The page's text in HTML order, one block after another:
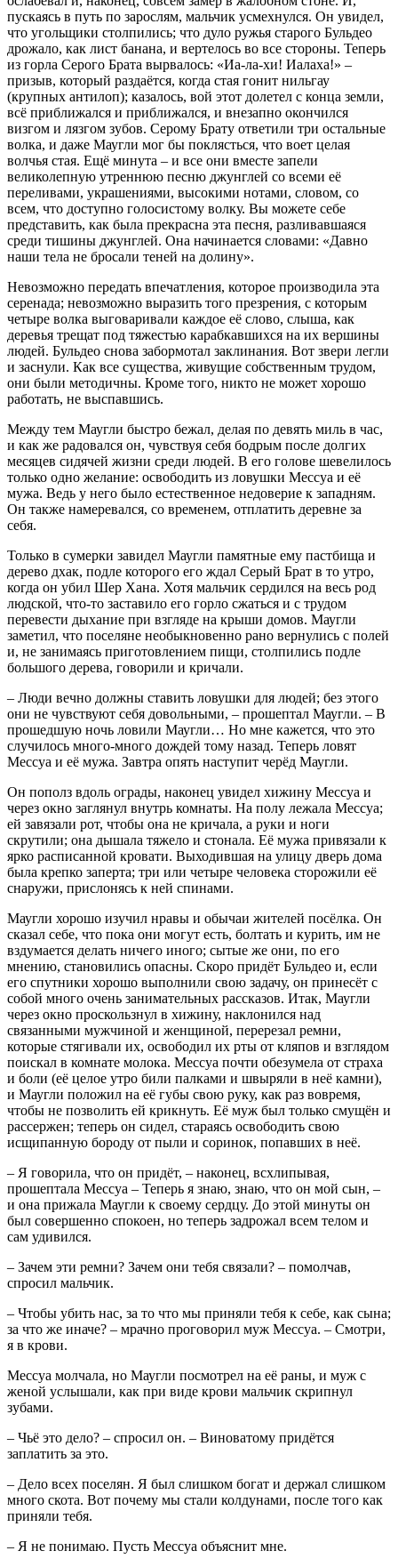
пускаясь в путь по зарослям, мальчик усмехнулся. Он увидел,
что угольщики столпились; что дуло ружья старого Бульдео
дрожало, как лист банана, и вертелось во все стороны. Теперь
из горла Серого Брата вырвалось: «Иа-ла-хи! Иалаха!» –
призыв, который раздаётся, когда стая гонит нильгау
(крупных антилоп); казалось, вой этот долетел с конца земли,
всё приближался и приближался, и внезапно окончился
визгом и лязгом зубов. Серому Брату ответили три остальные
волка, и даже Маугли мог бы поклясться, что воет целая
волчья стая. Ещё минута – и все они вместе запели
великолепную утреннюю песню джунглей со всеми её
переливами, украшениями, высокими нотами, словом, со
всем, что доступно голосистому волку. Вы можете себе
представить, как была прекрасна эта песня, разливавшаяся
среди тишины джунглей. Она начинается словами: «Давно
наши тела не бросали теней на долину».
Невозможно передать впечатления, которое производила эта
серенада; невозможно выразить того презрения, с которым
четыре волка выговаривали каждое её слово, слыша, как
деревья трещат под тяжестью карабкавшихся на их вершины
людей. Бульдео снова забормотал заклинания. Вот звери легли
и заснули. Как все существа, живущие собственным трудом,
они были методичны. Кроме того, никто не может хорошо
работать, не выспавшись.
Между тем Маугли быстро бежал, делая по девять миль в час,
и как же радовался он, чувствуя себя бодрым после долгих
месяцев сидячей жизни среди людей. В его голове шевелилось
только одно желание: освободить из ловушки Мессуа и её
мужа. Ведь у него было естественное недоверие к западням.
Он также намеревался, со временем, отплатить деревне за
себя.
Только в сумерки завидел Маугли памятные ему пастбища и
дерево дхак, подле которого его ждал Серый Брат в то утро,
когда он убил Шер Хана. Хотя мальчик сердился на весь род
людской, что-то заставило его горло сжаться и с трудом
перевести дыхание при взгляде на крыши домов. Маугли
заметил, что поселяне необыкновенно рано вернулись с полей
и, не занимаясь приготовлением пищи, столпились подле
большого дерева, говорили и кричали.
– Люди вечно должны ставить ловушки для людей; без этого
они не чувствуют себя довольными, – прошептал Маугли. – В
прошедшую ночь ловили Маугли… Но мне кажется, что это
случилось много-много дождей тому назад. Теперь ловят
Мессуа и её мужа. Завтра опять наступит черёд Маугли.
Он пополз вдоль ограды, наконец увидел хижину Мессуа и
через окно заглянул внутрь комнаты. На полу лежала Мессуа;
ей завязали рот, чтобы она не кричала, а руки и ноги
скрутили; она дышала тяжело и стонала. Её мужа привязали к
ярко расписанной кровати. Выходившая на улицу дверь дома
была крепко заперта; три или четыре человека сторожили её
снаружи, прислонясь к ней спинами.
Маугли хорошо изучил нравы и обычаи жителей посёлка. Он
сказал себе, что пока они могут есть, болтать и курить, им не
вздумается делать ничего иного; сытые же они, по его
мнению, становились опасны. Скоро придёт Бульдео и, если
его спутники хорошо выполнили свою задачу, он принесёт с
собой много очень занимательных рассказов. Итак, Маугли
через окно проскользнул в хижину, наклонился над
связанными мужчиной и женщиной, перерезал ремни,
которые стягивали их, освободил их рты от кляпов и взглядом
поискал в комнате молока. Мессуа почти обезумела от страха
и боли (её целое утро били палками и швыряли в неё камни),
и Маугли положил на её губы свою руку, как раз вовремя,
чтобы не позволить ей крикнуть. Её муж был только смущён и
рассержен; теперь он сидел, стараясь освободить свою
исщипанную бороду от пыли и соринок, попавших в неё.
– Я говорила, что он придёт, – наконец, всхлипывая,
прошептала Мессуа – Теперь я знаю, знаю, что он мой сын, –
и она прижала Маугли к своему сердцу. До этой минуты он
был совершенно спокоен, но теперь задрожал всем телом и
сам удивился.
– Зачем эти ремни? Зачем они тебя связали? – помолчав,
спросил мальчик.
– Чтобы убить нас, за то что мы приняли тебя к себе, как сына;
за что же иначе? – мрачно проговорил муж Мессуа. – Смотри,
я в крови.
Мессуа молчала, но Маугли посмотрел на её раны, и муж с
женой услышали, как при виде крови мальчик скрипнул
зубами.
– Чьё это дело? – спросил он. – Виноватому придётся
заплатить за это.
– Дело всех поселян. Я был слишком богат и держал слишком
много скота. Вот почему мы стали колдунами, после того как
приняли тебя.
– Я не понимаю. Пусть Мессуа объяснит мне.